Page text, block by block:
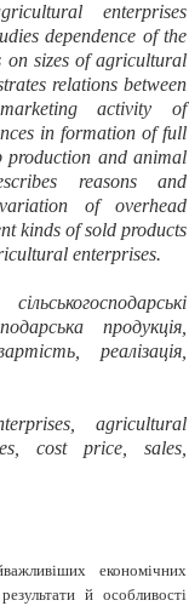
enterprises
dependence of the
on sizes of agricultural
relations between
activity of
in formation of full
production and animal
reasons and
of overhead
kinds of sold products
enterprises.
продукція,
реалізація,
agricultural
cost price, sales,
економічних
й особливості